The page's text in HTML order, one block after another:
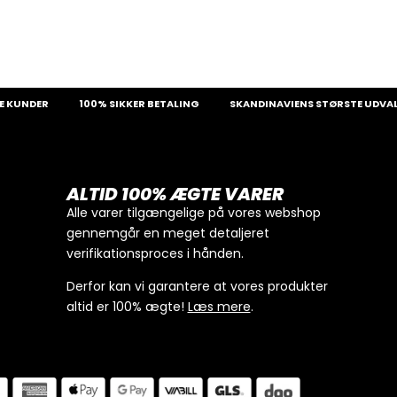
100% SIKKER BETALING SKANDINAVIENS STØRSTE UDVALG AF
ALTID 100% ÆGTE VARER
Alle varer tilgængelige på vores webshop
gennemgår en meget detaljeret
verifikationsproces i hånden.
Derfor kan vi garantere at vores produkter
altid er 100% ægte! Læs mere.